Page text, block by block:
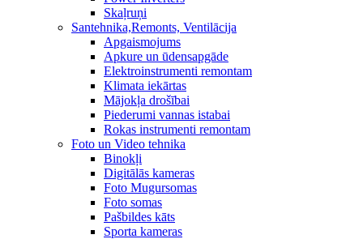
Skaļruņi
Santehnika,Remonts, Ventilācija
Apgaismojums
Apkure un ūdensapgāde
Elektroinstrumenti remontam
Klimata iekārtas
Mājokļa drošībai
Piederumi vannas istabai
Rokas instrumenti remontam
Foto un Video tehnika
Binokļi
Digitālās kameras
Foto Mugursomas
Foto somas
Pašbildes kāts
Sporta kameras